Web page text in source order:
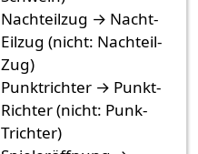
Nachteilzug → Nacht-
Eilzug (nicht: Nachteil-
Zug)
Punktrichter → Punkt-
Richter (nicht: Punk-
Trichter)